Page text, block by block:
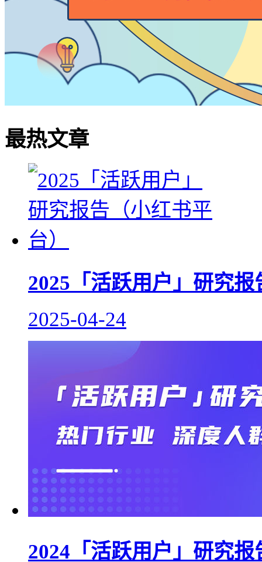
最热文章
2025「活跃用户」研究
2025-04-24
2024「活跃用户」研究